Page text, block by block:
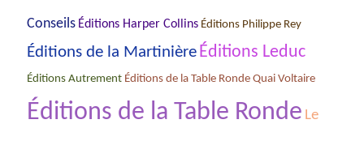
Conseils Éditions Harper Collins Éditions Philippe Rey
Éditions de la Martinière Éditions Leduc
Éditions Autrement Éditions de la Table Ronde Quai Voltaire
Éditions de la Table Ronde Le